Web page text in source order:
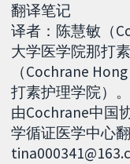
翻译笔记
译者：陈慧敏（
大学医学院那打
（Cochrane
打素护理学院）
由Cochrane中国
学循证医学中心